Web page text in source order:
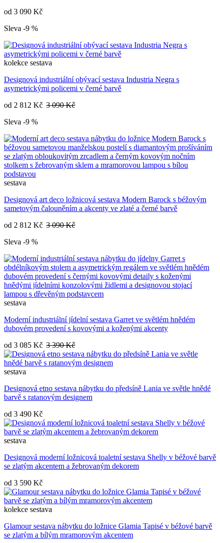
od 3 090 Kč
Sleva -9 %
kolekce sestava
Designová industriální obývací sestava Industria Negra s
asymetrickými policemi v černé barvě
od 2 812 Kč 3 090 Kč
Sleva -9 %
sestava
Designová art deco ložnicová sestava Modern Barock s béžovým
sametovým čalouněním a akcenty ve zlaté a černé barvě
od 2 812 Kč 3 090 Kč
Sleva -9 %
sestava
Moderní industriální jídelní sestava Garret ve světlém hnědém
dubovém provedení s kovovými a koženými akcenty
od 3 085 Kč 3 390 Kč
sestava
Designová etno sestava nábytku do předsíně Lania ve světle hnědé
barvě s ratanovým designem
od 3 490 Kč
sestava
Designová moderní ložnicová toaletní sestava Shelly v béžové barvě
se zlatým akcentem a žebrovaným dekorem
od 3 590 Kč
kolekce sestava
Glamour sestava nábytku do ložnice Glamia Tapisé v béžové barvě
se zlatým a bílým mramorovým akcentem